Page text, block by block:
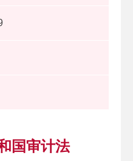
国审计法